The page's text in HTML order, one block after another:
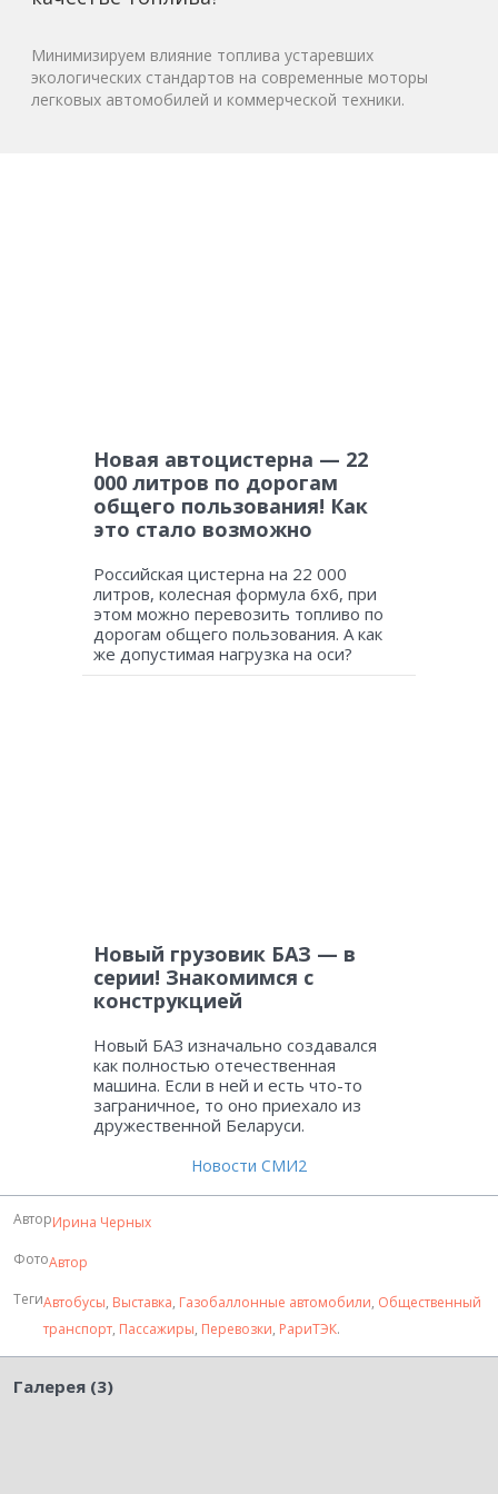
Минимизируем влияние топлива устаревших
экологических стандартов на современные моторы
легковых автомобилей и коммерческой техники.
Новая автоцистерна — 22
000 литров по дорогам
общего пользования! Как
это стало возможно
Российская цистерна на 22 000
литров, колесная формула 6х6, при
этом можно перевозить топливо по
дорогам общего пользования. А как
же допустимая нагрузка на оси?
Новый грузовик БАЗ — в
серии! Знакомимся с
конструкцией
Новый БАЗ изначально создавался
как полностью отечественная
машина. Если в ней и есть что-то
заграничное, то оно приехало из
дружественной Беларуси.
Новости СМИ2
АвторИрина Черных
ФотоАвтор
ТегиАвтобусы, Выставка, Газобаллонные автомобили, Общественный
транспорт, Пассажиры, Перевозки, РариТЭК.
Галерея (3)